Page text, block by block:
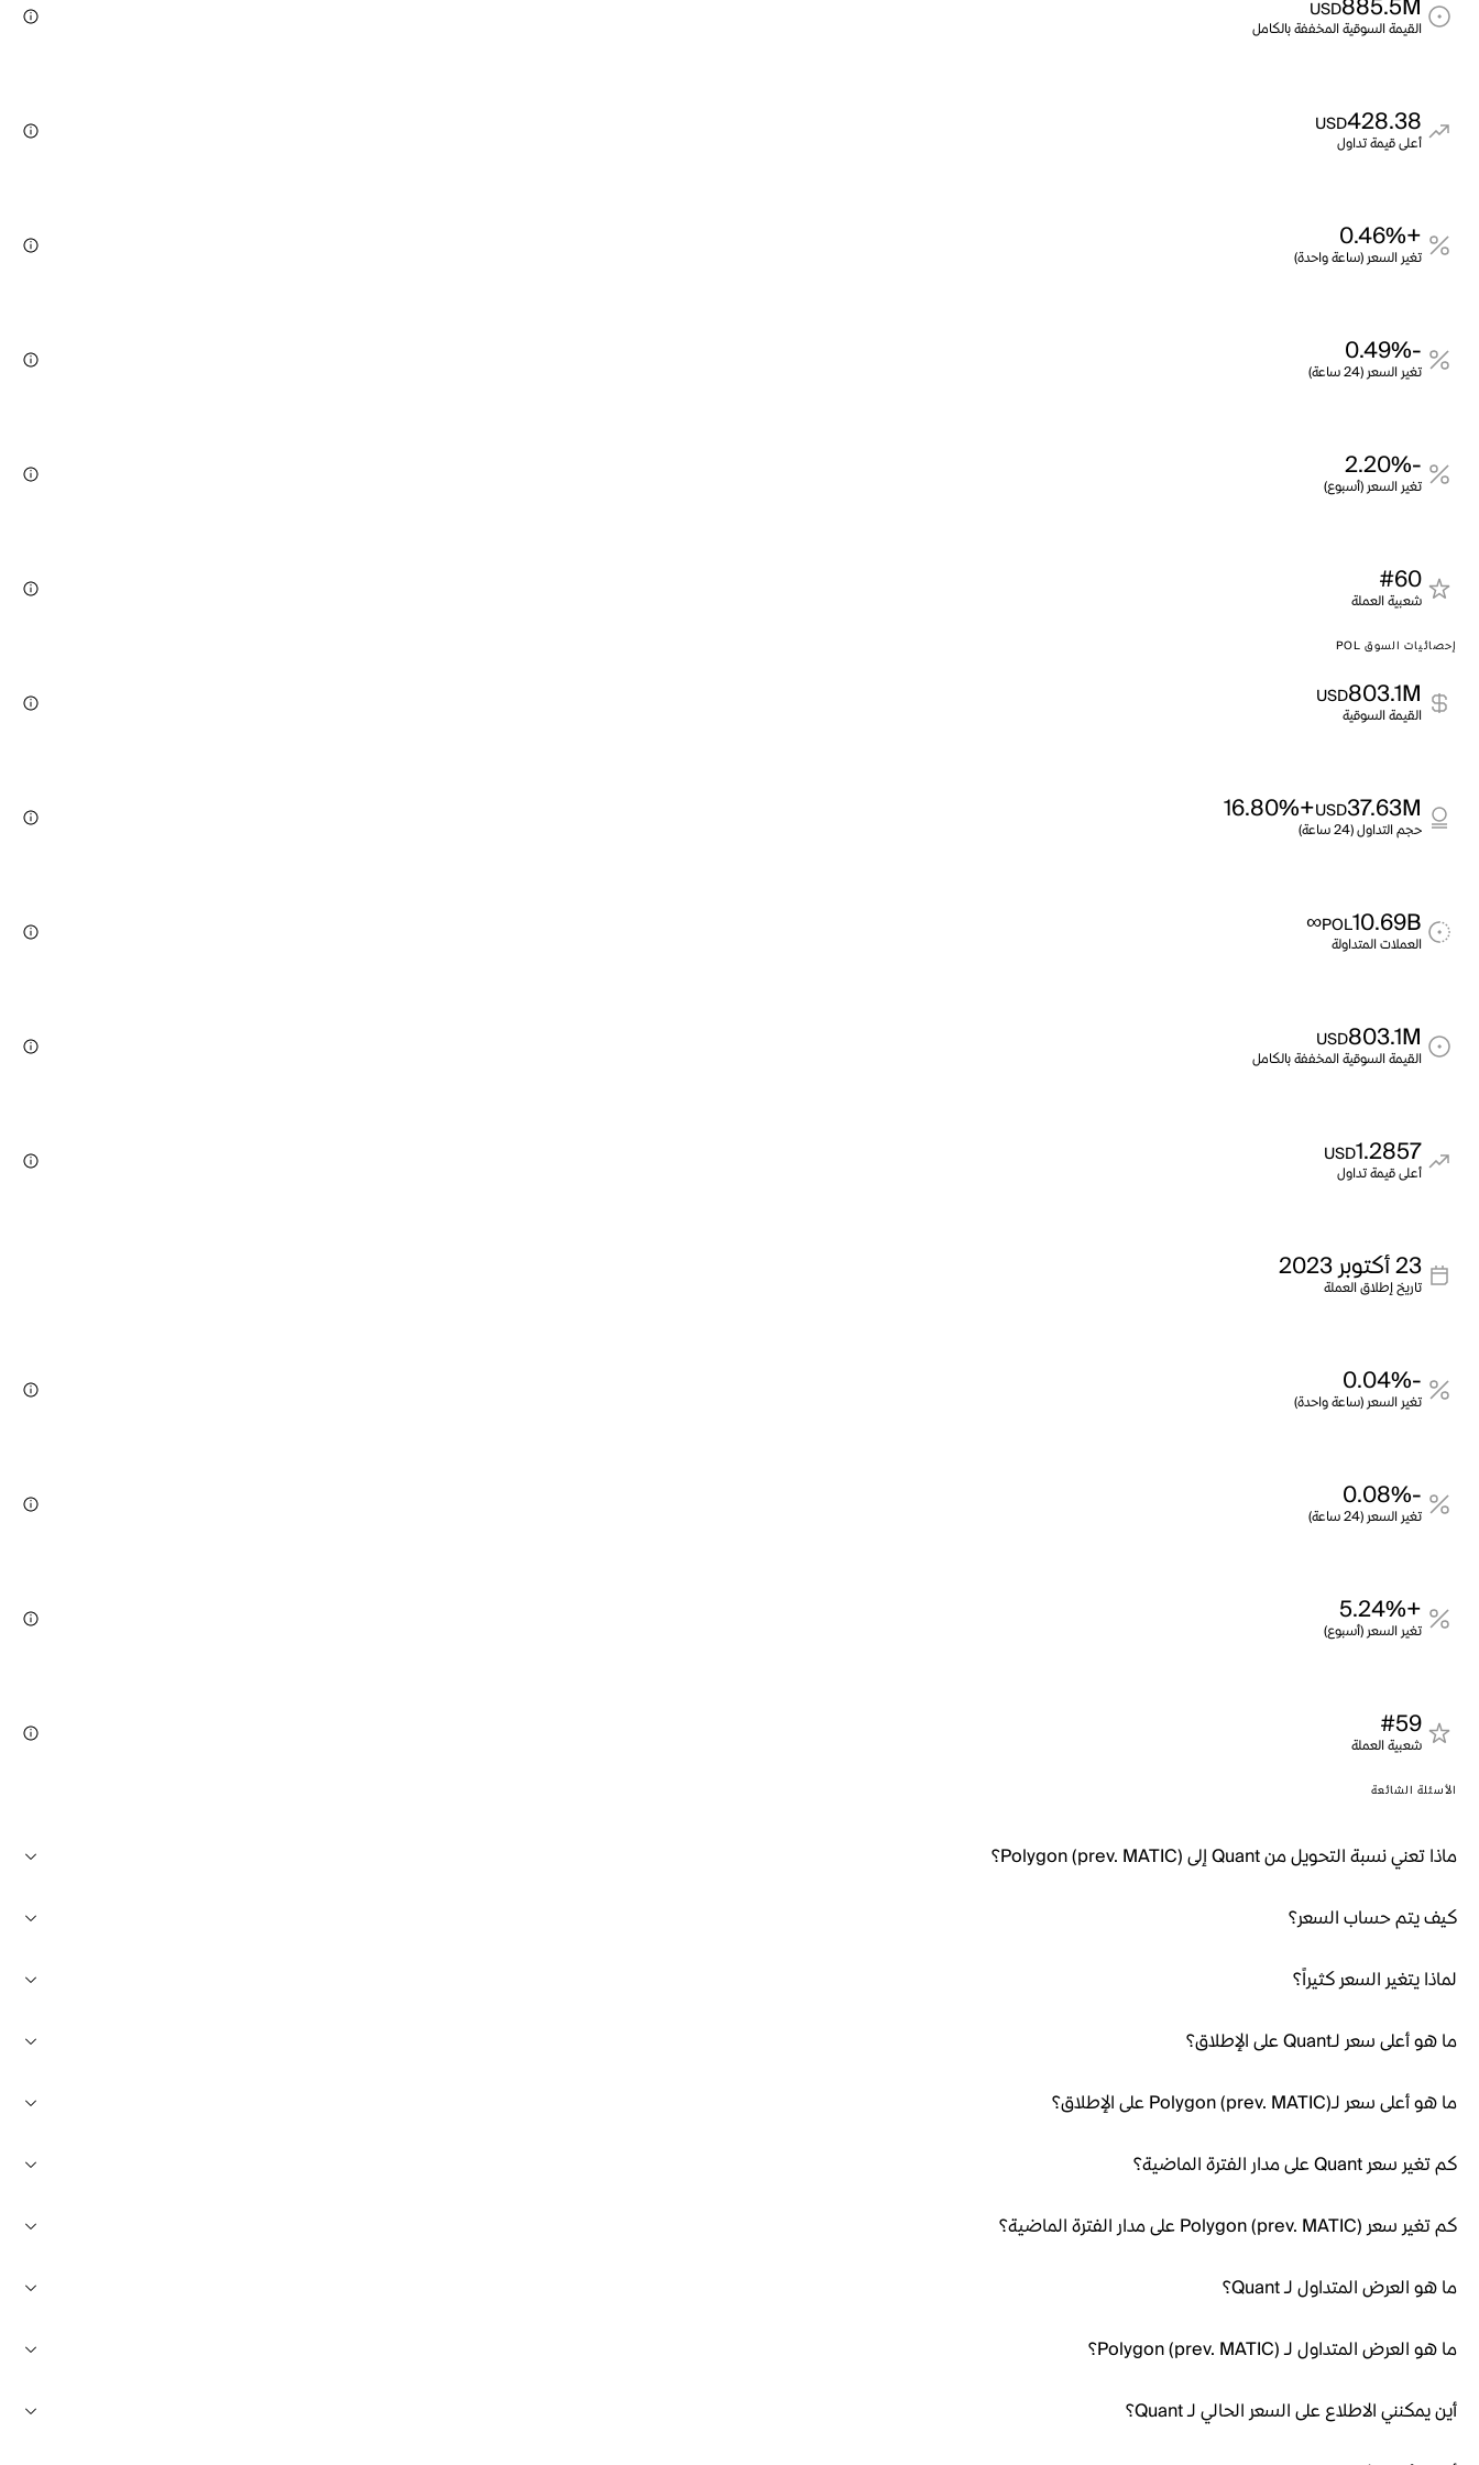
885.5M
USD
القيمة السوقية المخففة بالكامل
428.38
USD
أعلى قيمة تداول
+0.46%
تغير السعر (ساعة واحدة)
-0.49%
تغير السعر (24 ساعة)
-2.20%
تغير السعر (أسبوع)
#60
شعبية العملة
إحصائيات السوق POL
803.1M
USD
القيمة السوقية
37.63M
USD
+16.80%
حجم التداول (24 ساعة)
10.69B
POL
∞
العملات المتداولة
803.1M
USD
القيمة السوقية المخففة بالكامل
1.2857
USD
أعلى قيمة تداول
23 أكتوبر 2023
تاريخ إطلاق العملة
-0.04%
تغير السعر (ساعة واحدة)
-0.08%
تغير السعر (24 ساعة)
+5.24%
تغير السعر (أسبوع)
#59
شعبية العملة
الأسئلة الشائعة
ماذا تعني نسبة التحويل من Quant إلى Polygon (prev. MATIC)؟
كيف يتم حساب السعر؟
لماذا يتغير السعر كثيراً؟
ما هو أعلى سعر لـQuant على الإطلاق؟
ما هو أعلى سعر لـPolygon (prev. MATIC) على الإطلاق؟
كم تغير سعر Quant على مدار الفترة الماضية؟
كم تغير سعر Polygon (prev. MATIC) على مدار الفترة الماضية؟
ما هو العرض المتداول لـ Quant؟
ما هو العرض المتداول لـ Polygon (prev. MATIC)؟
أين يمكنني الاطلاع على السعر الحالي لـ Quant؟